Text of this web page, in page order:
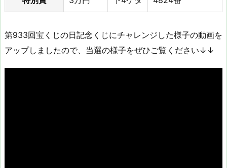
第933回宝くじの日記念くじにチャレンジした様子の動画を
アップしましたので、当選の様子をぜひご覧ください↓↓